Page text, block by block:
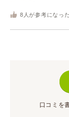
8 人が参考になっ
口コミを